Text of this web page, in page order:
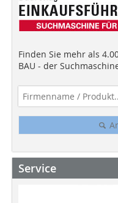
Finden Sie mehr als
BAU - der
Service